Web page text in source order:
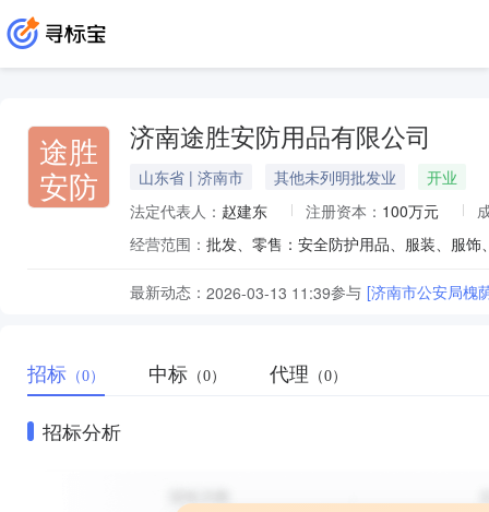
途胜
安防
济南途胜安防用品有限公司
山东省 | 济南市 其他未列明批发业
开业
法定代表人： 赵建东 注册资本： 100万元
经营范围：
最新动态： 2026-03-13 11:39参与 [济南市公安局槐
招标 （0） 中标 （0） 代理 （0）
招标分析